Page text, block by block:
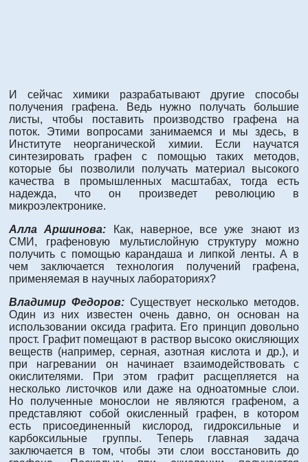
И сейчас химики разрабатывают другие способы
получения графена. Ведь нужно получать большие
листы, чтобы поставить производство графена на
поток. Этими вопросами занимаемся и мы здесь, в
Институте неорганической химии. Если научатся
синтезировать графен с помощью таких методов,
которые бы позволили получать материал высокого
качества в промышленных масштабах, тогда есть
надежда, что он произведет революцию в
микроэлектронике.
Алла Аршинова: Как, наверное, все уже знают из
СМИ, графеновую мультислойную структуру можно
получить с помощью карандаша и липкой ленты. А в
чем заключается технология получений графена,
применяемая в научных лабораториях?
Владимир Федоров: Существует несколько методов.
Один из них известен очень давно, он основан на
использовании оксида графита. Его принцип довольно
прост. Графит помещают в раствор высоко окисляющих
веществ (например, серная, азотная кислота и др.), и
при нагревании он начинает взаимодействовать с
окислителями. При этом графит расщепляется на
несколько листочков или даже на одноатомные слои.
Но полученные монослои не являются графеном, а
представляют собой окисленный графен, в котором
есть присоединенный кислород, гидроксильные и
карбоксильные группы. Теперь главная задача
заключается в том, чтобы эти слои восстановить до